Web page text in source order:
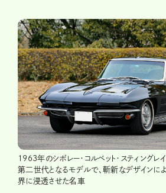
1963年のシボレー・コルベット・スティングレイ
第二世代となるモデルで、斬新なデザインによ
界に浸透させた名車